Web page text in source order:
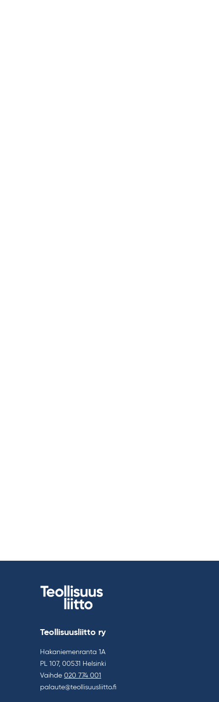
Teollisuusliitto ry
Hakaniemenranta 1A
PL 107, 00531 Helsinki
Vaihde 020 774 001
palaute@teollisuusliitto.fi